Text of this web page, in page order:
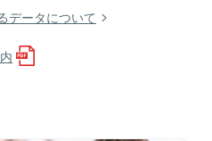
データについて